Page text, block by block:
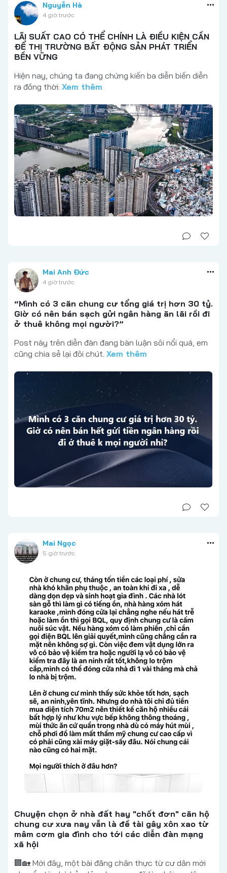
Nguyễn Hà
4 giờ trước
LÃI SUẤT CAO CÓ THỂ CHÍNH LÀ ĐIỀU KIỆN CẦN
ĐỂ THỊ TRƯỜNG BẤT ĐỘNG SẢN PHÁT TRIỂN
BỀN VỮNG
Hiện nay, chúng ta đang chứng kiến ba diễn biến diễn
ra đồng thời: Xem thêm
Mai Anh Đức
4 giờ trước
“Mình có 3 căn chung cư tổng giá trị hơn 30 tỷ.
Giờ có nên bán sạch gửi ngân hàng ăn lãi rồi đi
ở thuê không mọi người?”
Post này trên diễn đàn đang bàn luận sôi nổi quá, em
cũng chia sẻ lại đôi chút. Xem thêm
Mai Ngọc
5 giờ trước
Chuyện chọn ở nhà đất hay "chốt đơn" căn hộ
chung cư xưa nay vẫn là đề tài gây xôn xao từ
mâm cơm gia đình cho tới các diễn đàn mạng
xã hội
🏢🏡 Mới đây, một bài đăng chân thực từ cư dân mới